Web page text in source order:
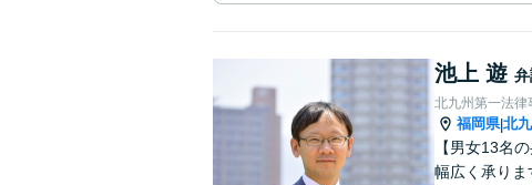
池上 遊
北九州第一法律
福岡県|北
【男女13名
幅広く承り